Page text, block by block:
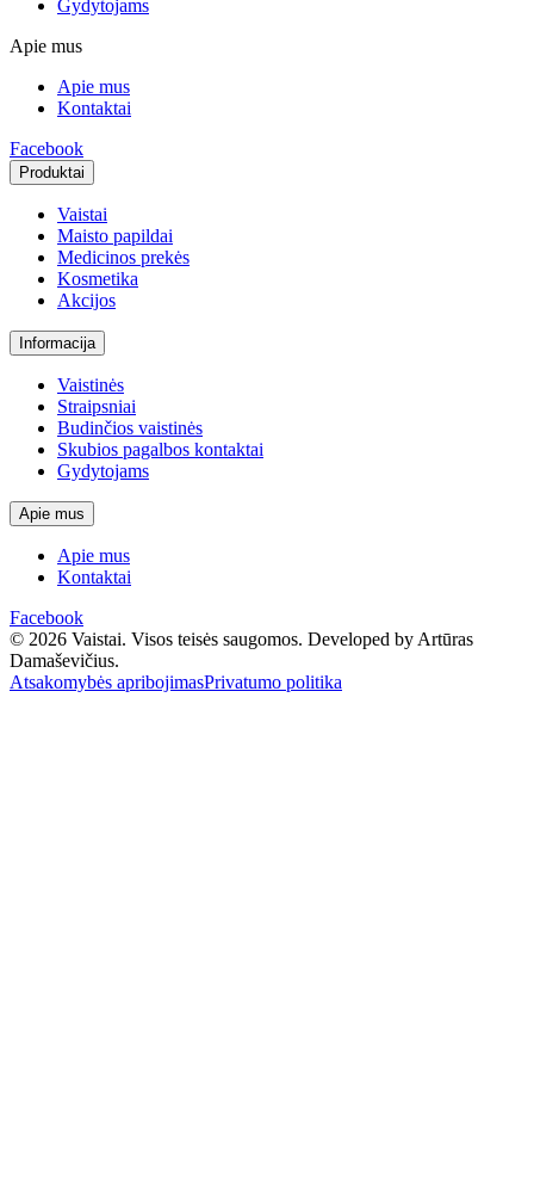
Gydytojams
Apie mus
Apie mus
Kontaktai
Facebook
Produktai
Vaistai
Maisto papildai
Medicinos prekės
Kosmetika
Akcijos
Informacija
Vaistinės
Straipsniai
Budinčios vaistinės
Skubios pagalbos kontaktai
Gydytojams
Apie mus
Apie mus
Kontaktai
Facebook
© 2026 Vaistai. Visos teisės saugomos. Developed by Artūras
Damaševičius.
Atsakomybės apribojimasPrivatumo politika